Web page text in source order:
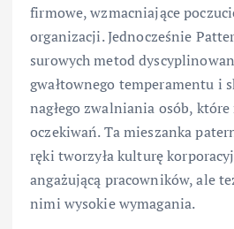
firmowe, wzmacniające
organizacji. Jednocześnie
surowych metod
gwałtownego temperamentu i
nagłego zwalniania osób, które
oczekiwań. Ta mieszanka
ręki tworzyła kulturę
angażującą pracowników, ale
nimi wysokie wymagania.